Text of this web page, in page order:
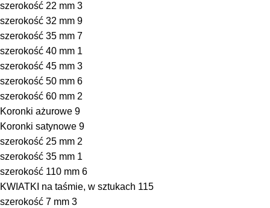
szerokość 22 mm 3
szerokość 32 mm 9
szerokość 35 mm 7
szerokość 40 mm 1
szerokość 45 mm 3
szerokość 50 mm 6
szerokość 60 mm 2
Koronki ażurowe 9
Koronki satynowe 9
szerokość 25 mm 2
szerokość 35 mm 1
szerokość 110 mm 6
KWIATKI na taśmie, w sztukach 115
szerokość 7 mm 3